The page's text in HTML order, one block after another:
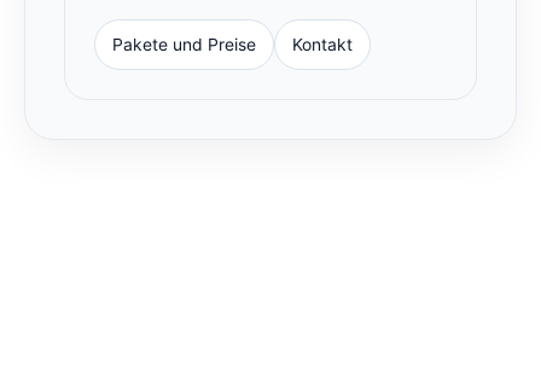
Pakete und Preise Kontakt